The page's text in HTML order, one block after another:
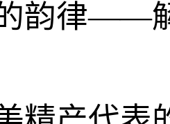
韵律——